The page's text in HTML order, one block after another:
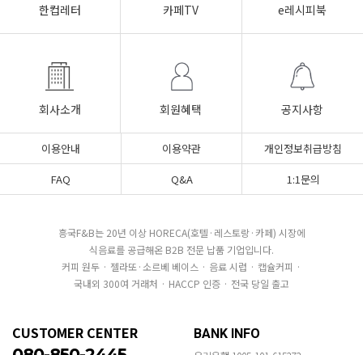
한컵레터 카페TV e레시피북
회사소개 회원혜택 공지사항
이용안내 이용약관
개인정보취급방침
FAQ
Q&A 1:1문의
흥국F&B는 20년 이상 HORECA(호텔·레스토랑·카페) 시장에
식음료를 공급해온 B2B 전문 납품 기업입니다.
커피 원두 · 젤라또·소르베 베이스 · 음료 시럽 · 캡슐커피 ·
국내외 300여 거래처 · HACCP 인증 · 전국 당일 출고
CUSTOMER CENTER BANK INFO